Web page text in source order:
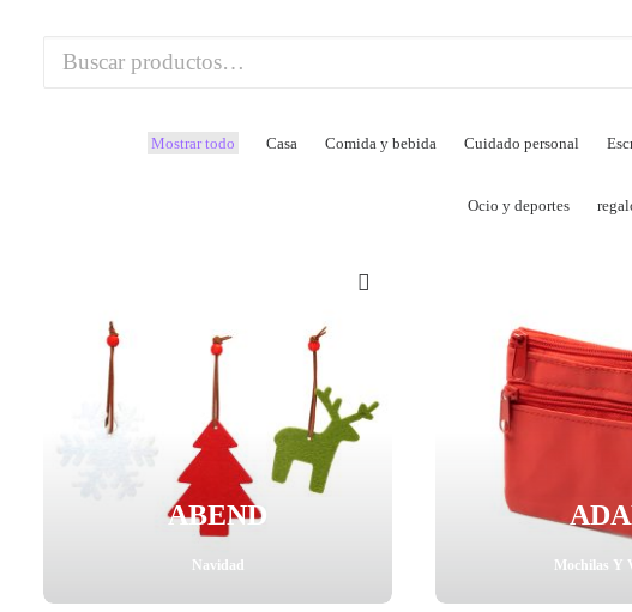
Buscar
Mostrar todo Casa Comida y bebida Cuidado personal
Ocio y deportes
ABEND
Navidad Mochilas Y